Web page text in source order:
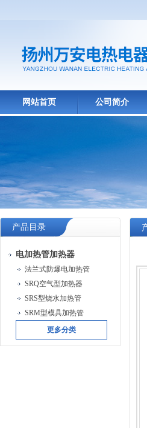
网站首页 公司简介
产品目录
电加热管加热器
法兰式防爆电加热管
SRQ空气型加热器
SRS型烧水加热管
SRM型模具加热管
更多分类